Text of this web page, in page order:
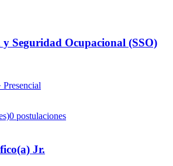
Seguridad Ocupacional (SSO)
Presencial
0 postulaciones
Jr.